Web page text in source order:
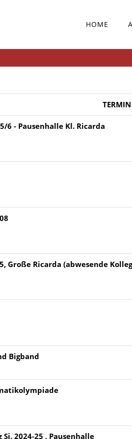
HOME
TERMIN
6 - Pausenhalle Kl. Ricarda
Große Ricarda (abwesende
Bigband
2024-25 , Pausenhalle